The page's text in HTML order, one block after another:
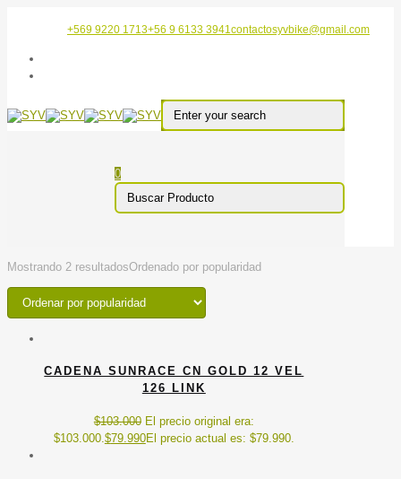
+569 9220 1713+56 9 6133 3941contactosyvbike@gmail.com
0
Mostrando 2 resultadosOrdenado por popularidad
CADENA SUNRACE CN GOLD 12 VEL
126 LINK
$103.000 El precio original era:
$103.000. $79.990El precio actual es: $79.990.